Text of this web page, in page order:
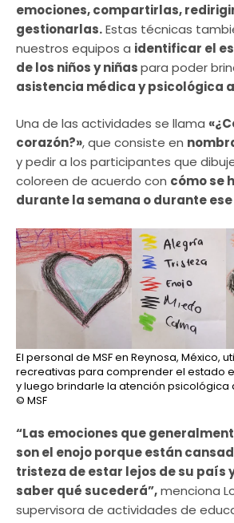
emociones, compartirlas,
gestionarlas.Estas técnicas
nuestros equipos a identificar el
de los niños y niñaspara poder
asistencia médica y psicológica
Una de las actividades se llama
corazón?», que consiste en
y pedir a los participantes que
coloreen de acuerdo con cómo se
durante la semana o durante
El personal de MSF en Reynosa, México,
recreativas para comprender el estado
y luego brindarle la atención psicológica
© MSF
“Las emociones que
son el enojo porque están
tristeza de estar lejos de su país
saber qué sucederá”,menciona
supervisora de actividades de